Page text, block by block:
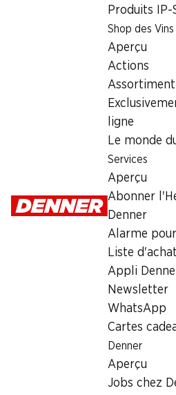
Produits IP-
Shop des Vins
Aperçu
Actions
Assortiment
ligne
Le monde
Services
Aperçu
Abonner
Denner
Alarme
Liste
Appli
Newsletter
WhatsApp
Cartes
Denner
Aperçu
Jobs chez
Lardons IP-SUISSE
Labels et distinctions
1002921
Les clients ont